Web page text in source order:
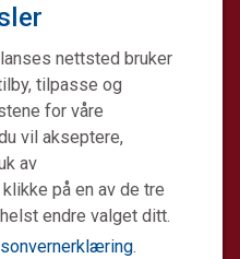
nettsted bruker
tilpasse og
for våre
vil akseptere,
av
på en av de tre
endre valget ditt.
.